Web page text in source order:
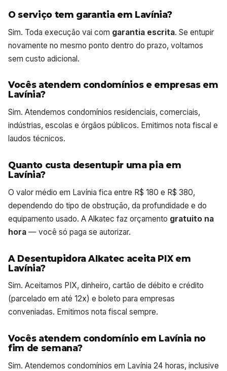
O serviço tem garantia em Lavínia?
Sim. Toda execução vai com garantia escrita. Se entupir
novamente no mesmo ponto dentro do prazo, voltamos
sem custo adicional.
Vocês atendem condomínios e empresas em
Lavínia?
Sim. Atendemos condomínios residenciais, comerciais,
indústrias, escolas e órgãos públicos. Emitimos nota fiscal e
laudos técnicos.
Quanto custa desentupir uma pia em
Lavínia?
O valor médio em Lavínia fica entre R$ 180 e R$ 380,
dependendo do tipo de obstrução, da profundidade e do
equipamento usado. A Alkatec faz orçamento gratuito na
hora — você só paga se autorizar.
A Desentupidora Alkatec aceita PIX em
Lavínia?
Sim. Aceitamos PIX, dinheiro, cartão de débito e crédito
(parcelado em até 12x) e boleto para empresas
conveniadas. Emitimos nota fiscal sempre.
Vocês atendem condomínio em Lavínia no
fim de semana?
Sim. Atendemos condomínios em Lavínia 24 horas, inclusive